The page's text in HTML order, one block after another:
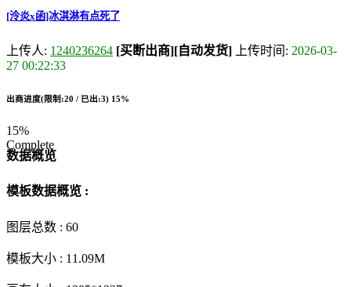
[泠炎x函]冰淇淋有点死了
上传人: 1240236264 [买断出商][自动发货] 上传时间: 2026-03-
27 00:22:33
出商进度(限制:20 / 已出:3) 15%
15%
Complete
数据概览
模板数据概览 :
图层总数 : 60
模板大小 : 11.09M